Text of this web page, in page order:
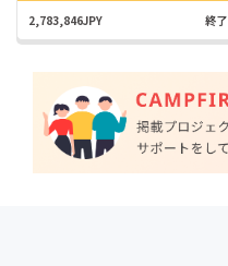
2,783,846JPY 終了